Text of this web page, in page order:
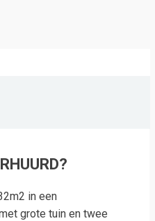
in een
grote tuin en twee